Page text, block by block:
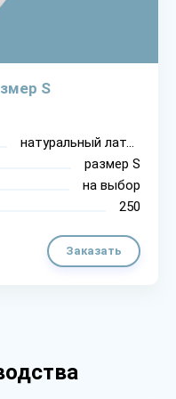
S
натуральный латекс
размер S
на выбор
250
Заказать